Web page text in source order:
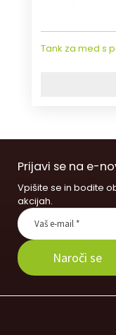
Tank za med s
Prijavi se na e-
Vpišite se in bodite
akcijah.